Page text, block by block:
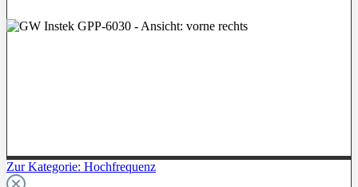
Zur Kategorie: Hochfrequenz